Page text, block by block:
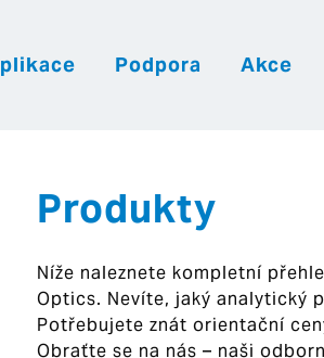
Podpora Akce
Produkty
Níže naleznete kompletní
Optics. Nevíte, jaký analytický
Potřebujete znát orientační
Obraťte se na nás – naši